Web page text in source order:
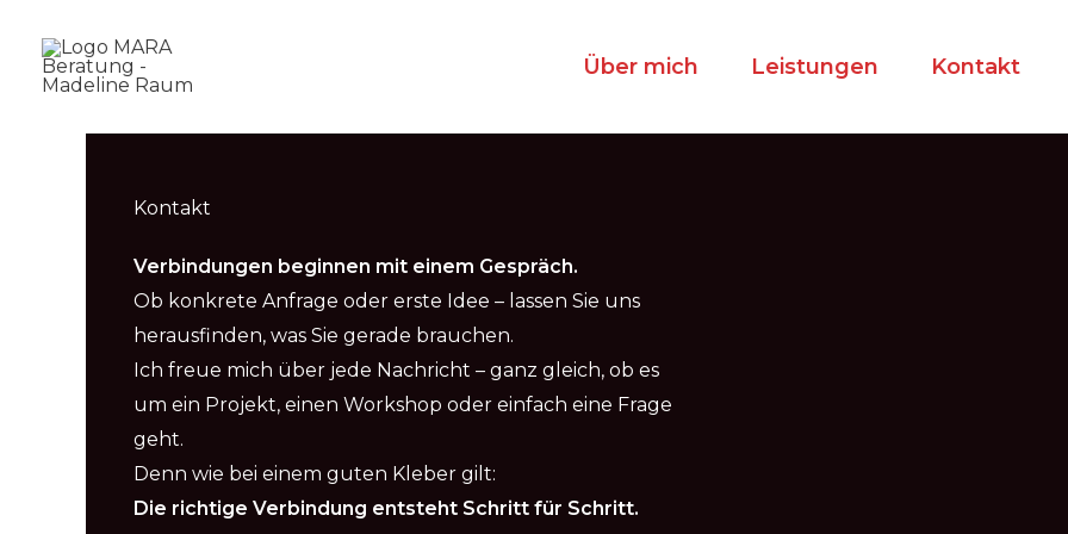
Inhalt
springen
Über mich Leistungen Kontakt
Kontakt
Verbindungen beginnen mit einem Gespräch.
Ob konkrete Anfrage oder erste Idee – lassen Sie uns
herausfinden, was Sie gerade brauchen.
Ich freue mich über jede Nachricht – ganz gleich, ob es
um ein Projekt, einen Workshop oder einfach eine Frage
geht.
Denn wie bei einem guten Kleber gilt:
Die richtige Verbindung entsteht Schritt für Schritt.